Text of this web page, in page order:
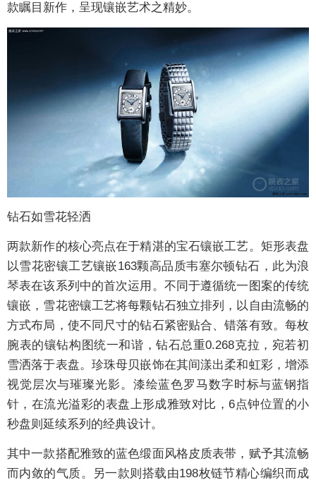
款瞩目新作，呈现镶嵌艺术之精妙。
钻石如雪花轻洒
两款新作的核心亮点在于精湛的宝石镶嵌工艺。矩形表盘
以雪花密镶工艺镶嵌163颗高品质韦塞尔顿钻石，此为浪
琴表在该系列中的首次运用。不同于遵循统一图案的传统
镶嵌，雪花密镶工艺将每颗钻石独立排列，以自由流畅的
方式布局，使不同尺寸的钻石紧密贴合、错落有致。每枚
腕表的镶钻构图统一和谐，钻石总重0.268克拉，宛若初
雪洒落于表盘。珍珠母贝嵌饰在其间漾出柔和虹彩，增添
视觉层次与璀璨光影。漆绘蓝色罗马数字时标与蓝钢指
针，在流光溢彩的表盘上形成雅致对比，6点钟位置的小
秒盘则延续系列的经典设计。
其中一款搭配雅致的蓝色缎面风格皮质表带，赋予其流畅
而内敛的气质。另一款则搭载由198枚链节精心编织而成